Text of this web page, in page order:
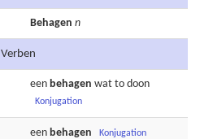
Behagen n
Verben
een behagen wat to doon
Konjugation
een behagen Konjugation